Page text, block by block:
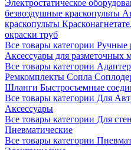
Электростатическое
безвоздушные краскопульты
краскопульты
окраски труб
Все товары категории Ручные
Аксессуары для разметочных
Все товары категории
Ремкомплекты Сопла
Шланги Быстросъемные
Все товары категории Для
Аксессуары
Все товары категории Для
Пневматические
Все товары категории